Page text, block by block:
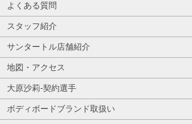
よくある質問
スタッフ紹介
サンタートル店舗紹介
地図・アクセス
大原沙莉-契約選手
ボディボードブランド取扱い